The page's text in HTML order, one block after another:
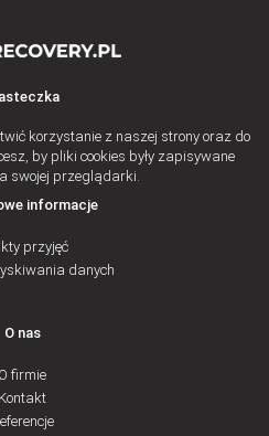
korzystanie z naszej strony oraz do
by pliki cookies były zapisywane
swojej przeglądarki.
informacje
przyjęć
danych
O nas
O firmie
Kontakt